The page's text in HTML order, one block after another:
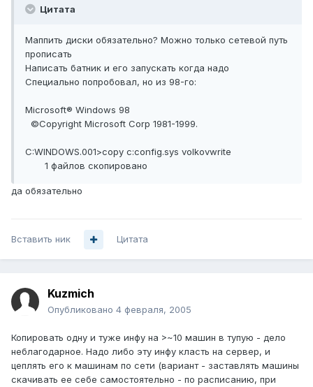
Цитата
Маппить диски обязательно? Можно только сетевой путь
прописать
Написать батник и его запускать когда надо
Специально попробовал, но из 98-го:
Microsoft® Windows 98
©Copyright Microsoft Corp 1981-1999.
C:WINDOWS.001>copy c:config.sys volkovwrite
1 файлов скопировано
да обязательно
Вставить ник Цитата
Kuzmich
Опубликовано 4 февраля, 2005
Копировать одну и туже инфу на >~10 машин в тупую - дело
неблагодарное. Надо либо эту инфу класть на сервер, и
цеплять его к машинам по сети (вариант - заставлять машины
скачивать ее себе самостоятельно - по расписанию, при